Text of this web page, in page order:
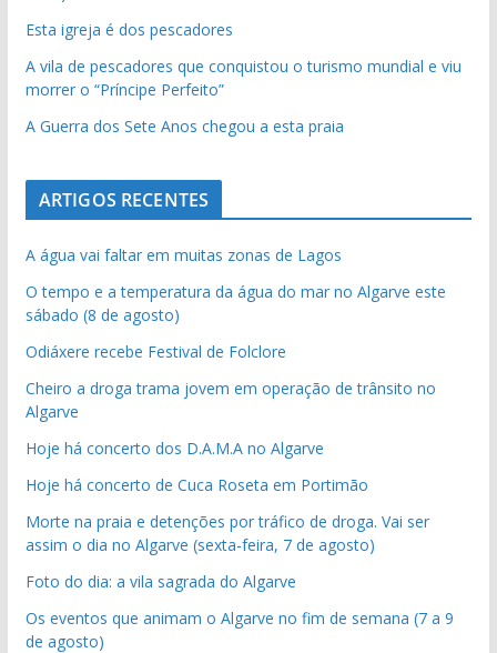
Esta igreja é dos pescadores
A vila de pescadores que conquistou o turismo mundial e viu
morrer o “Príncipe Perfeito”
A Guerra dos Sete Anos chegou a esta praia
ARTIGOS RECENTES
A água vai faltar em muitas zonas de Lagos
O tempo e a temperatura da água do mar no Algarve este
sábado (8 de agosto)
Odiáxere recebe Festival de Folclore
Cheiro a droga trama jovem em operação de trânsito no
Algarve
Hoje há concerto dos D.A.M.A no Algarve
Hoje há concerto de Cuca Roseta em Portimão
Morte na praia e detenções por tráfico de droga. Vai ser
assim o dia no Algarve (sexta-feira, 7 de agosto)
Foto do dia: a vila sagrada do Algarve
Os eventos que animam o Algarve no fim de semana (7 a 9
de agosto)